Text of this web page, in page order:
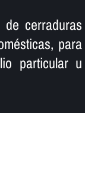
cerraduras
para
particular u